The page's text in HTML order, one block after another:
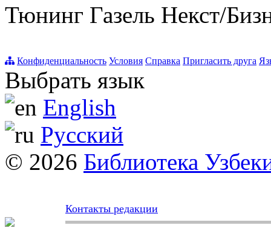
Тюнинг Газель Некст/
Конфиденциальность Условия Справка Пригласить друга
Выбрать язык
English
Русский
© 2026 Библиотека
Контакты редакции